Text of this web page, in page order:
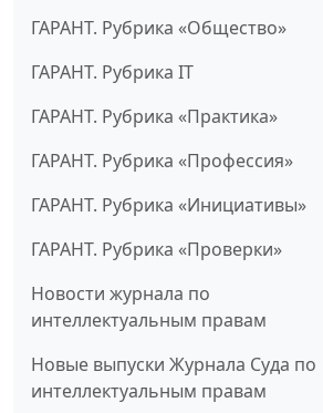
ГАРАНТ. Рубрика «Общество»
ГАРАНТ. Рубрика IT
ГАРАНТ. Рубрика «Практика»
ГАРАНТ. Рубрика «Профессия»
ГАРАНТ. Рубрика «Инициативы»
ГАРАНТ. Рубрика «Проверки»
Новости журнала по
интеллектуальным правам
Новые выпуски Журнала Суда по
интеллектуальным правам